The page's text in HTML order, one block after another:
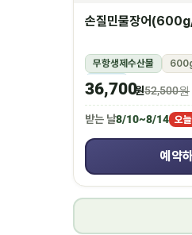
손질민물장어
무항생제수산물
냉장
36,700원52,500원
받는 날8/10~8/14 오
예약